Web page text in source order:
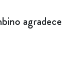
agradece